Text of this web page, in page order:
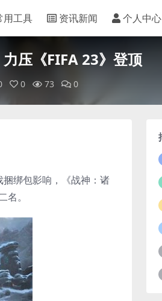
用工具 资讯新闻 个人中心
压《FIFA 23》登顶
0 73 0
绑包影响，《战神：诸
。